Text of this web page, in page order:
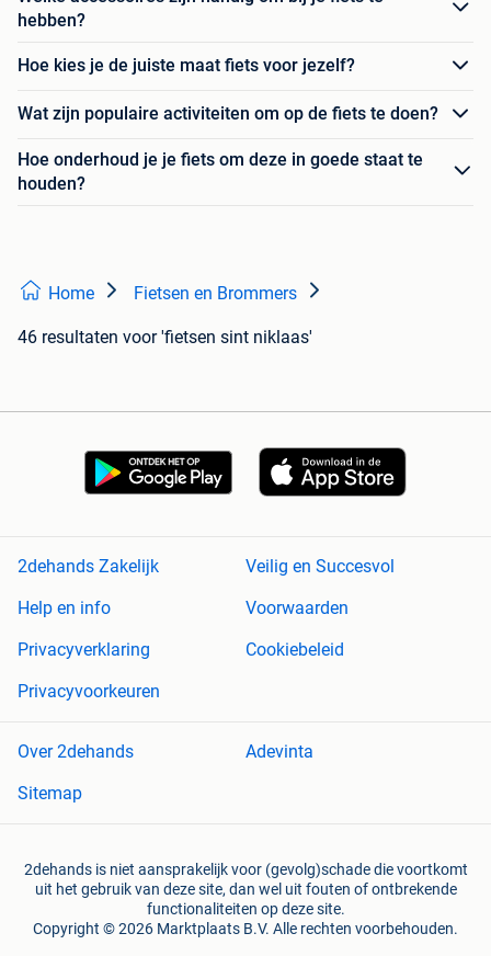
hebben?
Hoe kies je de juiste maat fiets voor jezelf?
Wat zijn populaire activiteiten om op de fiets te doen?
Hoe onderhoud je je fiets om deze in goede staat te
houden?
Home Fietsen en Brommers
46 resultaten voor 'fietsen sint niklaas'
2dehands Zakelijk
Veilig en Succesvol
Help en info
Voorwaarden
Privacyverklaring
Cookiebeleid
Privacyvoorkeuren
Over 2dehands
Adevinta
Sitemap
2dehands is niet aansprakelijk voor (gevolg)schade die voortkomt
uit het gebruik van deze site, dan wel uit fouten of ontbrekende
functionaliteiten op deze site.
Copyright © 2026 Marktplaats B.V. Alle rechten voorbehouden.